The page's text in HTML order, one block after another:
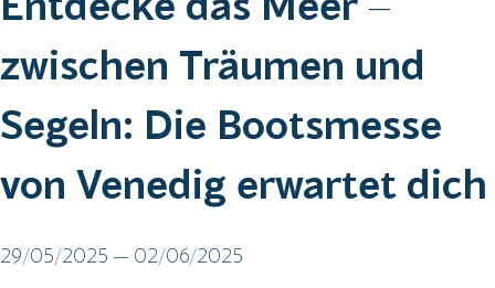
zwischen Träumen und
Segeln: Die Bootsmesse
von Venedig erwartet dich
29/05/2025 — 02/06/2025